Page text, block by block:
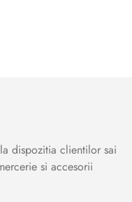
dispozitia clientilor sai
si accesorii